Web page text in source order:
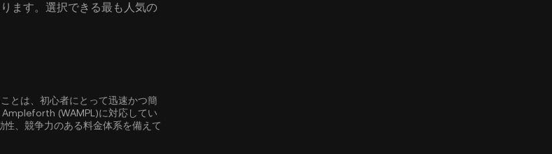
ます。選択できる最も人気の
とは、初心者にとって迅速かつ簡
(WAMPL)に対応してい
、競争力のある料金体系を備えて